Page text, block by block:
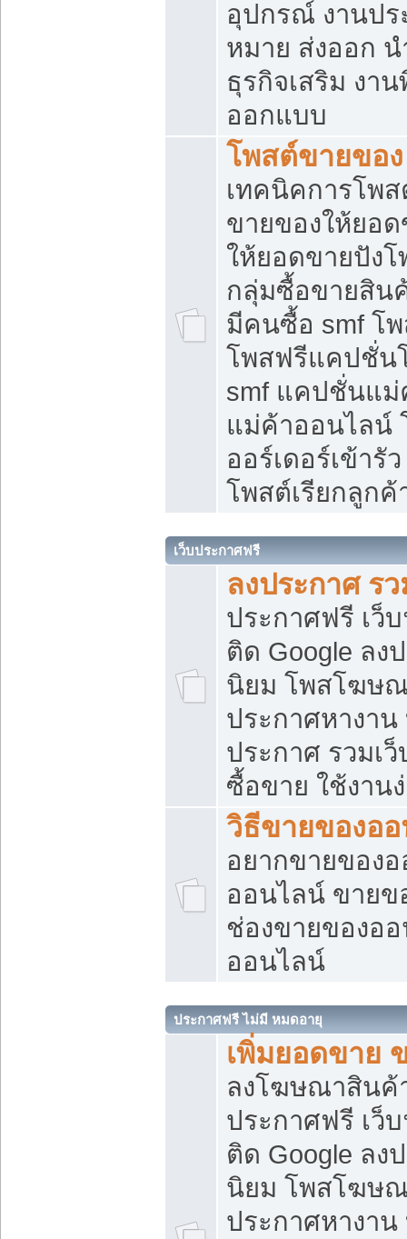
อุปกรณ์ งานป
หมาย ส่งออก น
ธุรกิจเสริม งา
ออกแบบ
โพสต์ขายของ
เทคนิคการโพ
ขายของให้ยอ
ให้ยอดขายปัง
กลุ่มซื้อขายสิน
มีคนซื้อ smf โ
โพสฟรีแคปชั่น
smf แคปชั่นแ
แม่ค้าออนไลน์
ออร์เดอร์เข้ารั
โพสต์เรียกลูกค้
เว็บประกาศฟรี
ลงประกาศ ร
ประกาศฟรี เว็
ติด Google ลง
นิยม โพสโฆษ
ประกาศหางาน
ประกาศ รวมเ
ซื้อขาย ใช้งาน
วิธีขายของอ
อยากขายของ
ออนไลน์ ขายข
ช่องขายของอ
ออนไลน์
ประกาศฟรี ไม่มี หมดอายุ
เพิ่มยอดขาย
ลงโฆษณาสิน
ประกาศฟรี เว็
ติด Google ลง
นิยม โพสโฆษ
ประกาศหางาน